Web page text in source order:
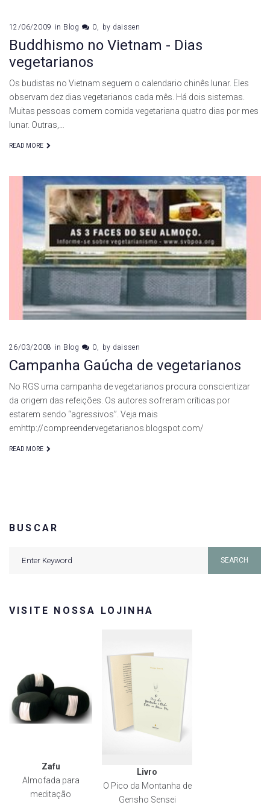
12/06/2009 in Blog 0 by daissen
Buddhismo no Vietnam - Dias
vegetarianos
Os budistas no Vietnam seguem o calendario chinês lunar. Eles
observam dez dias vegetarianos cada mês. Há dois sistemas.
Muitas pessoas comem comida vegetariana quatro dias por mes
lunar. Outras,…
READ MORE
26/03/2008 in Blog 0 by daissen
Campanha Gaúcha de vegetarianos
No RGS uma campanha de vegetarianos procura conscientizar
da origem das refeições. Os autores sofreram críticas por
estarem sendo “agressivos”. Veja mais
emhttp://compreendervegetarianos.blogspot.com/
READ MORE
BUSCAR
SEARCH
VISITE NOSSA LOJINHA
Zafu
Almofada para
meditação
Livro
O Pico da Montanha de
Gensho Sensei